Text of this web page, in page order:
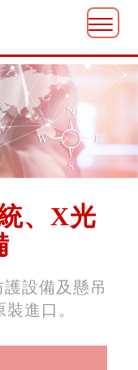
、X光
設備及懸吊
進口。